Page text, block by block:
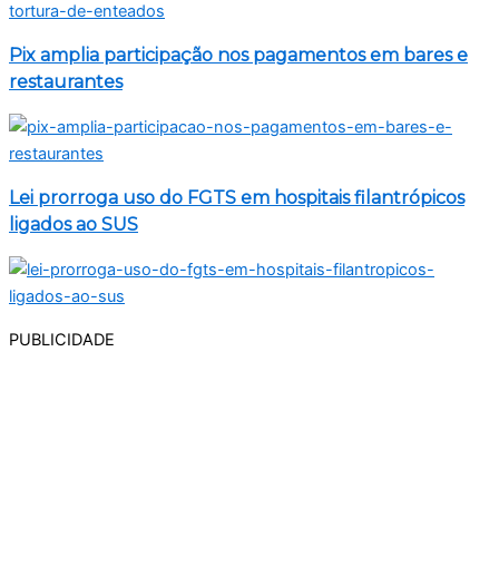
Pix amplia participação nos pagamentos em bares e
restaurantes
Lei prorroga uso do FGTS em hospitais filantrópicos
ligados ao SUS
PUBLICIDADE